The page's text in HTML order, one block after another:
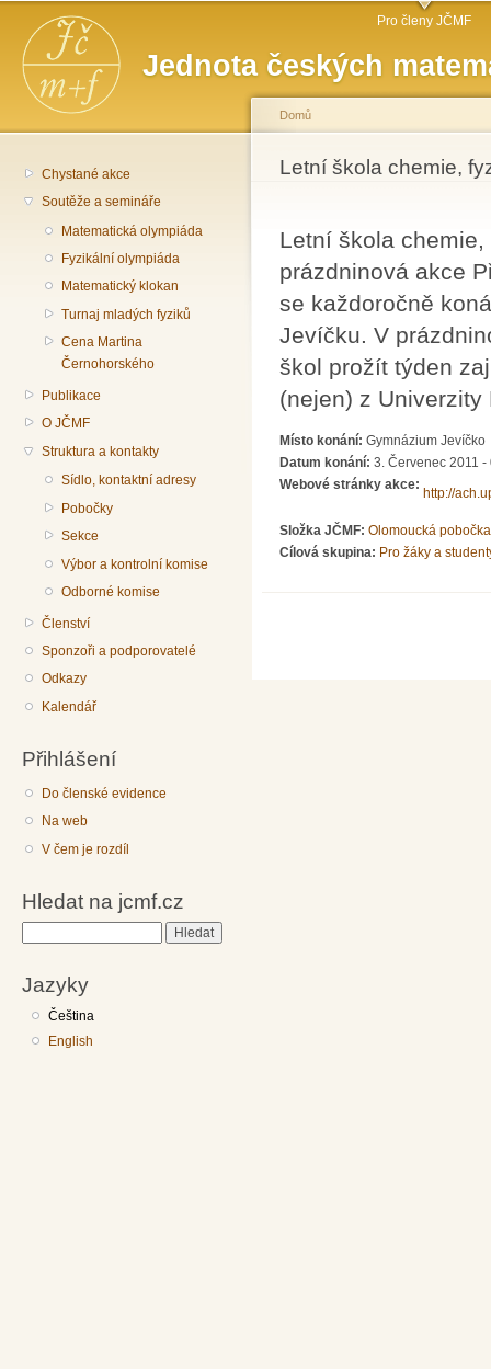
Jednota českých
Hlavní menu Pro členy JČMF
Chystané akce
Soutěže a semináře
Matematická olympiáda
Fyzikální olympiáda
Matematický klokan
Turnaj mladých fyziků
Cena Martina
Černohorského
Publikace
O JČMF
Struktura a kontakty
Sídlo, kontaktní adresy
Pobočky
Sekce
Výbor a kontrolní komise
Odborné komise
Členství
Sponzoři a podporovatelé
Odkazy
Kalendář
Přihlášení
Do členské evidence
Na web
V čem je rozdíl
Hledat na jcmf.cz
Jazyky
Čeština
English
Jste zde
Domů
Letní škola chemie,
Letní škola
prázdninová akce
se každoročně
Jevíčku. V
škol prožít týden
(nejen) z Univerzity
Místo konání: Gymnázium Jevíčko
Datum konání: 3. Červenec 2011 -
Webové stránky akce:
http://
Složka JČMF: Olomoucká pobočka
Cílová skupina: Pro žáky a